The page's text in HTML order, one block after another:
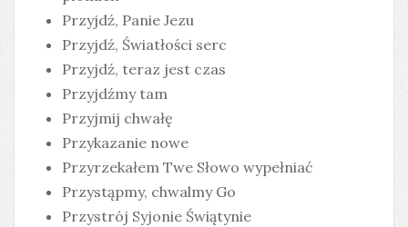
Przyjdź, Panie Jezu
Przyjdź, Światłości serc
Przyjdź, teraz jest czas
Przyjdźmy tam
Przyjmij chwałę
Przykazanie nowe
Przyrzekałem Twe Słowo wypełniać
Przystąpmy, chwalmy Go
Przystrój Syjonie Świątynie